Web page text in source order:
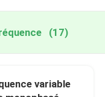
(17)
variable